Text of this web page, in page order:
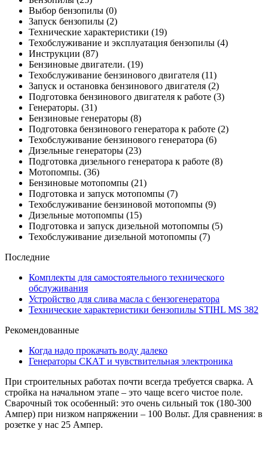
Выбор бензопилы (0)
Запуск бензопилы (2)
Технические характеристики (19)
Техобслуживание и эксплуатация бензопилы (4)
Инструкции (87)
Бензиновые двигатели. (19)
Техобслуживание бензинового двигателя (11)
Запуск и остановка бензинового двигателя (2)
Подготовка бензинового двигателя к работе (3)
Генераторы. (31)
Бензиновые генераторы (8)
Подготовка бензинового генератора к работе (2)
Техобслуживание бензинового генератора (6)
Дизельные генераторы (23)
Подготовка дизельного генератора к работе (8)
Мотопомпы. (36)
Бензиновые мотопомпы (21)
Подготовка и запуск мотопомпы (7)
Техобслуживание бензиновой мотопомпы (9)
Дизельные мотопомпы (15)
Подготовка и запуск дизельной мотопомпы (5)
Техобслуживание дизельной мотопомпы (7)
Последние
Комплекты для самостоятельного технического
обслуживания
Устройство для слива масла с бензогенератора
Технические характеристики бензопилы STIHL MS 382
Рекомендованные
Когда надо прокачать воду далеко
Генераторы СКАТ и чувствительная электроника
При строительных работах почти всегда требуется сварка. А
стройка на начальном этапе – это чаще всего чистое поле.
Сварочный ток особенный: это очень сильный ток (180-300
Ампер) при низком напряжении – 100 Вольт. Для сравнения: в
розетке у нас 25 Ампер.